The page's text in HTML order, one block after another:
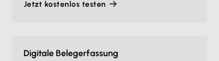
Jetzt kostenlos testen
Digitale Belegerfassung